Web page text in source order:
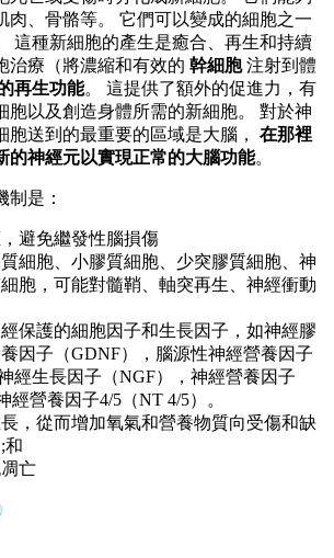
肉、骨骼等。 它們可以變成的細胞之一
這種新細胞的產生是癒合、再生和持續
治療（將濃縮和有效的 幹細胞注射到體
再生功能。 這提供了額外的促進力，有
胞以及創造身體所需的新細胞。 對於神
胞送到的最重要的區域是大腦， 在那裡
的神經元以實現正常的大腦功能。
制是：
，避免繼發性腦損傷
胞，可能對髓鞘、軸突再生、神經衝動
因子（GDNF），腦源性神經營養因子
經生長因子（NGF），神經營養因子
經營養因子4/5（NT 4/5）。
和
凋亡